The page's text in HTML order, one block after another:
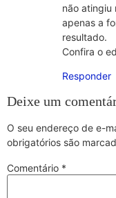
não atingiu
apenas a
resultado.
Confira o
Responder
Deixe um
O seu endereço de e-
obrigatórios são
Comentário *